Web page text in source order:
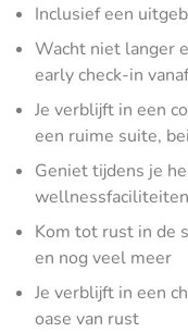
Inclusief een
Wacht niet langer
early check-in
Je verblijft in een
een ruime suite,
Geniet tijdens je
wellnessfaciliteiten
Kom tot rust in de
en nog veel meer
Je verblijft in een
oase van rust